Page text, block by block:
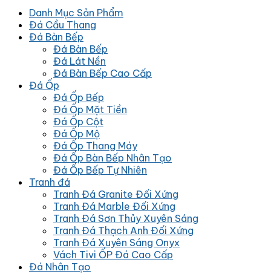
Danh Mục Sản Phẩm
Đá Cầu Thang
Đá Bàn Bếp
Đá Bàn Bếp
Đá Lát Nền
Đá Bàn Bếp Cao Cấp
Đá Ốp
Đá Ốp Bếp
Đá Ốp Mặt Tiền
Đá Ốp Cột
Đá Ốp Mộ
Đá Ốp Thang Máy
Đá Ốp Bàn Bếp Nhân Tạo
Đá Ốp Bếp Tự Nhiên
Tranh đá
Tranh Đá Granite Đối Xứng
Tranh Đá Marble Đối Xứng
Tranh Đá Sơn Thủy Xuyên Sáng
Tranh Đá Thạch Anh Đối Xứng
Tranh Đá Xuyên Sáng Onyx
Vách Tivi ỐP Đá Cao Cấp
Đá Nhân Tạo